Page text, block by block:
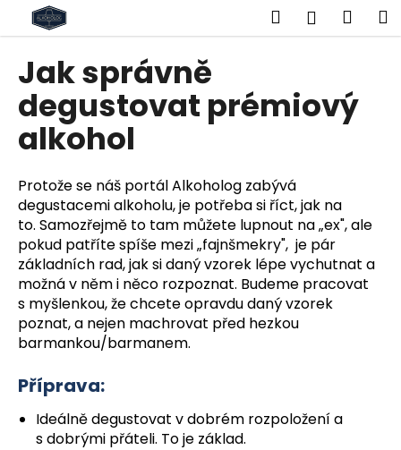
obsah
Hledat
Jak správně
degustovat prémiový
alkohol
Protože se náš portál Alkoholog zabývá
degustacemi alkoholu, je potřeba si říct, jak na
to. Samozřejmě to tam můžete lupnout na „ex", ale
pokud patříte spíše mezi „fajnšmekry", je pár
základních rad, jak si daný vzorek lépe vychutnat a
možná v něm i něco rozpoznat. Budeme pracovat
s myšlenkou, že chcete opravdu daný vzorek
poznat, a nejen machrovat před hezkou
barmankou/barmanem.
Příprava:
Ideálně degustovat v dobrém rozpoložení a
s dobrými přáteli. To je základ.
o
C
o
p
t
ř
e
b
u
j
e
t
e
n
a